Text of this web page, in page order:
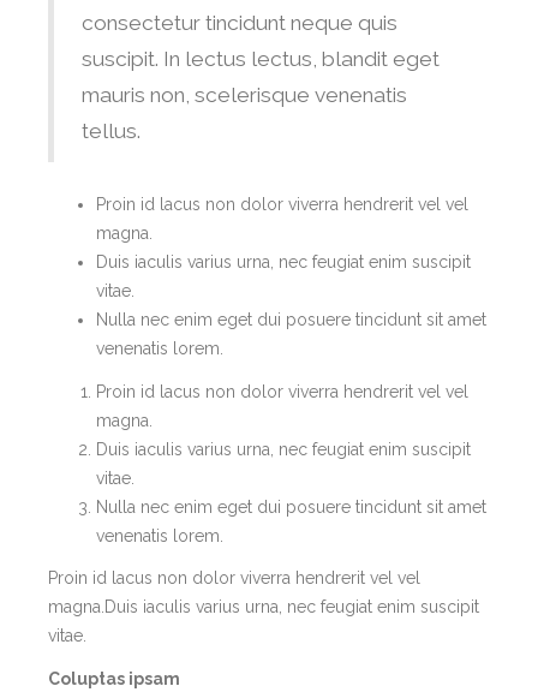
consectetur tincidunt neque quis
suscipit. In lectus lectus, blandit eget
mauris non, scelerisque venenatis
tellus.
Proin id lacus non dolor viverra hendrerit vel vel
magna.
Duis iaculis varius urna, nec feugiat enim suscipit
vitae.
Nulla nec enim eget dui posuere tincidunt sit amet
venenatis lorem.
Proin id lacus non dolor viverra hendrerit vel vel
magna.
Duis iaculis varius urna, nec feugiat enim suscipit
vitae.
Nulla nec enim eget dui posuere tincidunt sit amet
venenatis lorem.
Proin id lacus non dolor viverra hendrerit vel vel
magna.Duis iaculis varius urna, nec feugiat enim suscipit
vitae.
Coluptas ipsam